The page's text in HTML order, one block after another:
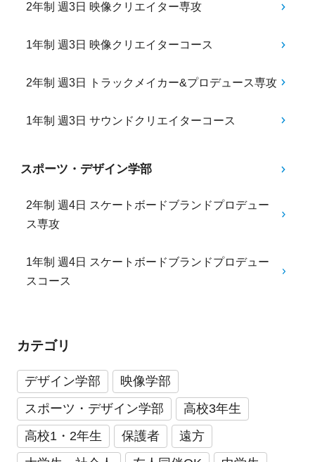
2年制 週3日 映像クリエイター専攻
1年制 週3日 映像クリエイターコース
2年制 週3日 トラックメイカー&プロデュース専攻
1年制 週3日 サウンドクリエイターコース
スポーツ・デザイン学部
2年制 週4日 スケートボードブランドプロデュー
ス専攻
1年制 週4日 スケートボードブランドプロデュー
スコース
カテゴリ
デザイン学部
映像学部
スポーツ・デザイン学部
高校3年生
高校1・2年生
保護者
遠方